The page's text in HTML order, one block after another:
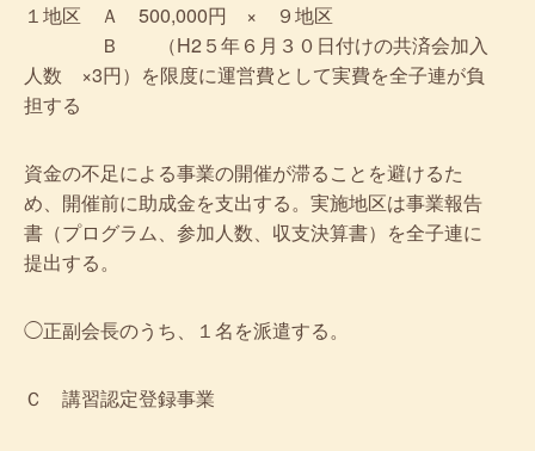
１地区 Ａ 500,000円 × ９地区
Ｂ （H2５年６月３０日付けの共済会加入
人数 ×3円）を限度に運営費として実費を全子連が負
担する
資金の不足による事業の開催が滞ることを避けるた
め、開催前に助成金を支出する。実施地区は事業報告
書（プログラム、参加人数、収支決算書）を全子連に
提出する。
◯正副会長のうち、１名を派遣する。
Ｃ 講習認定登録事業